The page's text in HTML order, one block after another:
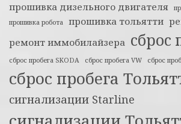
прошивка дизельного двигателя
прошивка робота
прошивка тольятти
ремонт иммобилайзера сброс
сброс пробега SKODA сброс пробега VW сброс
сброс пробега
сигнализации Starline